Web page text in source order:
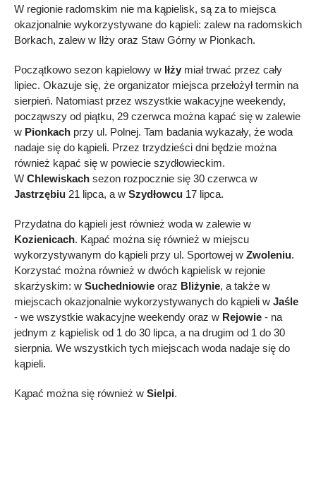
W regionie radomskim nie ma kąpielisk, są za to miejsca
okazjonalnie wykorzystywane do kąpieli: zalew na radomskich
Borkach, zalew w Iłży oraz Staw Górny w Pionkach.
Początkowo sezon kąpielowy w Iłży miał trwać przez cały
lipiec. Okazuje się, że organizator miejsca przełożył termin na
sierpień. Natomiast przez wszystkie wakacyjne weekendy,
począwszy od piątku, 29 czerwca można kąpać się w zalewie
w Pionkach przy ul. Polnej. Tam badania wykazały, że woda
nadaje się do kąpieli. Przez trzydzieści dni będzie można
również kąpać się w powiecie szydłowieckim.
W Chlewiskach sezon rozpocznie się 30 czerwca w
Jastrzębiu 21 lipca, a w Szydłowcu 17 lipca.
Przydatna do kąpieli jest również woda w zalewie w
Kozienicach. Kąpać można się również w miejscu
wykorzystywanym do kąpieli przy ul. Sportowej w Zwoleniu.
Korzystać można również w dwóch kąpielisk w rejonie
skarżyskim: w Suchedniowie oraz Bliżynie, a także w
miejscach okazjonalnie wykorzystywanych do kąpieli w Jaśle
- we wszystkie wakacyjne weekendy oraz w Rejowie - na
jednym z kąpielisk od 1 do 30 lipca, a na drugim od 1 do 30
sierpnia. We wszystkich tych miejscach woda nadaje się do
kąpieli.
Kąpać można się również w Sielpi.